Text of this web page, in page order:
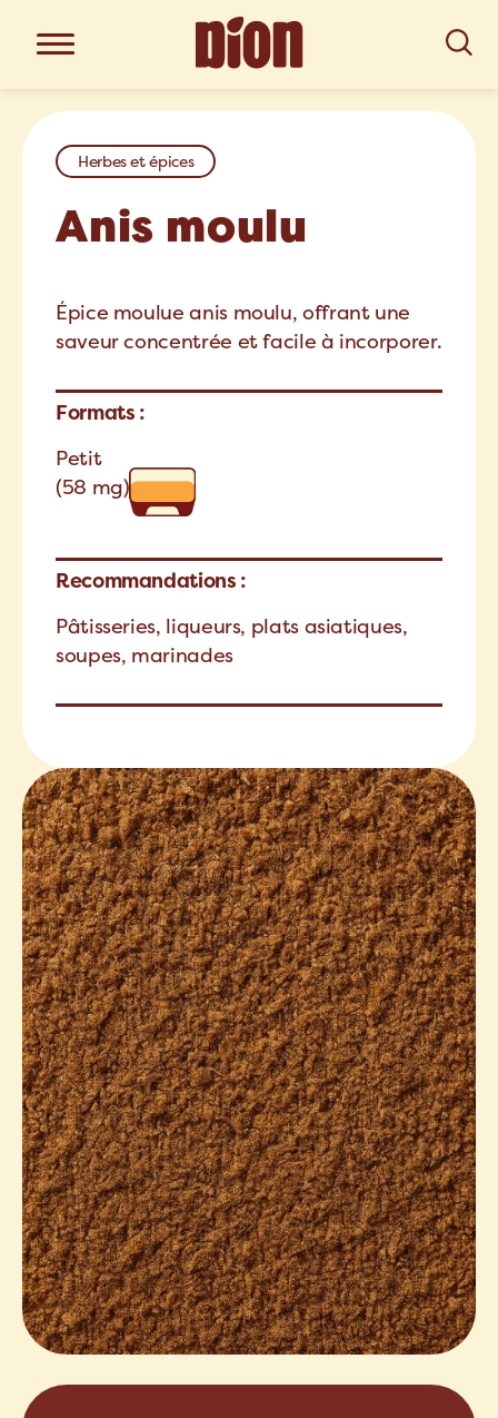
Herbes et épices
Anis moulu
Épice moulue anis moulu, offrant une
saveur concentrée et facile à incorporer.
Formats :
Petit
(58 mg)
Recommandations :
Pâtisseries, liqueurs, plats asiatiques,
soupes, marinades